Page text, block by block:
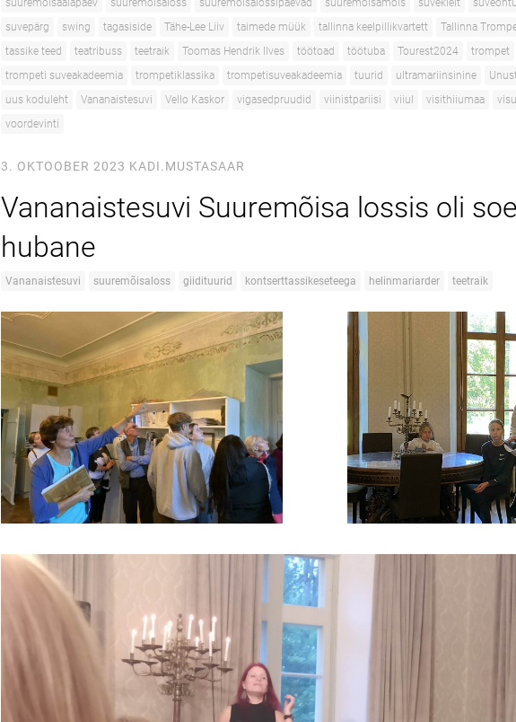
suuremõisaaiapäev
suuremõisaloss suuremõisalossipäevad suuremõisamõis suvekleit
suvepärg
swing tagasiside Tähe-Lee Liiv taimede müük tallinna keelpillikvartett
Tallinna
tassike teed
teatribuss teetraik Toomas Hendrik Ilves töötoad töötuba Tourest2024
trompet
trompeti suveakadeemia
trompetiklassika trompetisuveakadeemia tuurid ultramariinsinine
uus koduleht
Vananaistesuvi Vello Kaskor vigasedpruudid viinistpariisi viiul visithiiumaa
voordevinti
3. OKTOOBER 2023 KADI.MUSTASAAR
Vananaistesuvi Suuremõisa lossis oli
hubane
Vananaistesuvi suuremõisaloss giidituurid kontserttassikeseteega helinmariarder teetraik